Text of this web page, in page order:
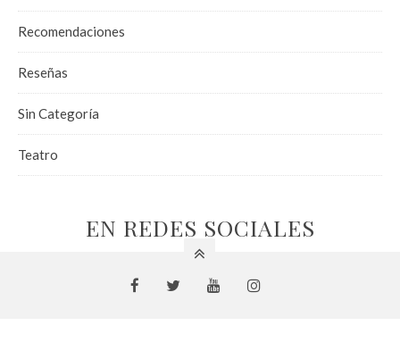
Recomendaciones
Reseñas
Sin Categoría
Teatro
EN REDES SOCIALES